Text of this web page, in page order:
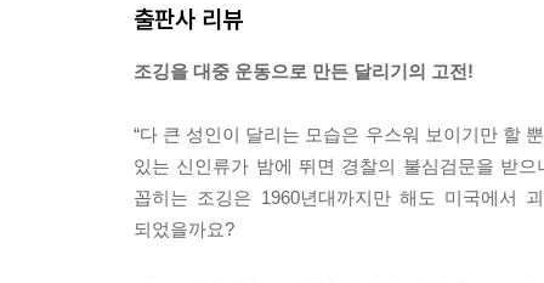
속도에 맞춰 달리다가 걷기도 하고, 꾸준함에 늘
각자의 단계에 서 있는 우리, 주변을 돌아보되 어
조깅으로 인생의 맛을 알아가는 중이다.
출판사 리뷰
조깅을 대중 운동으로 만든 달리기의 고전!
“다 큰 성인이 달리는 모습은 우스워 보이기만 할
있는 신인류가 밤에 뛰면 경찰의 불심검문을 받
꼽히는 조깅은 1960년대까지만 해도 미국에서
되었을까요?